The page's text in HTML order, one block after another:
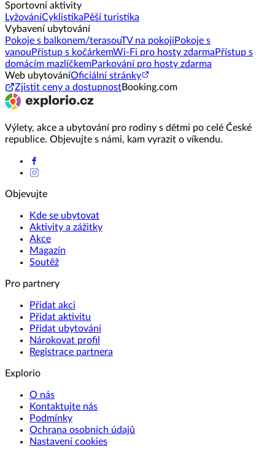
Sportovní aktivity
LyžováníCyklistika Pěší turistika
Vybavení ubytování
Pokoje s balkonem/terasouTV na pokoji Pokoje s
vanou Přístup s kočárkemWi-Fi pro hosty zdarma Přístup s
domácím mazlíčkemParkování pro hosty zdarma
Web ubytováníOficiální stránky
Zjistit ceny a dostupnostBooking.com
Výlety, akce a ubytování pro rodiny s dětmi po celé České
republice. Objevujte s námi, kam vyrazit o víkendu.
Objevujte
Kde se ubytovat
Aktivity a zážitky
Akce
Magazín
Soutěž
Pro partnery
Přidat akci
Přidat aktivitu
Přidat ubytování
Nárokovat profil
Registrace partnera
Explorio
O nás
Kontaktujte nás
Podmínky
Ochrana osobních údajů
Nastavení cookies